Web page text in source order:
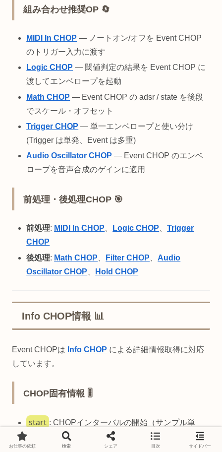
組み合わせ推奨OP 🔄
MIDI In CHOP — ノートオン/オフを Event CHOP
のトリガー入力に渡す
Logic CHOP — 閾値判定の結果を Event CHOP に
渡してエンベロープを起動
Math CHOP — Event CHOP の adsr / state を後段
でスケール・オフセット
Trigger CHOP — 単一エンベロープと使い分け
(Trigger は単発、Event は多重)
Audio Oscillator CHOP — Event CHOP のエンベ
ロープを音声合成のゲインに適用
前処理・後処理CHOP 🎯
前処理: MIDI In CHOP、 Logic CHOP、Trigger
CHOP
後処理: Math CHOP Filter CHOP
Audio
Oscillator CHOP
Hold CHOP
Info CHOP情報 📊
Event CHOPは Info CHOP による詳細情報取得に対応
しています。
CHOP固有情報 🎚️
start : CHOPインターバルの開始（サンプル単
位）
お仕事の依頼 検索 シェア 目次 サイドバー